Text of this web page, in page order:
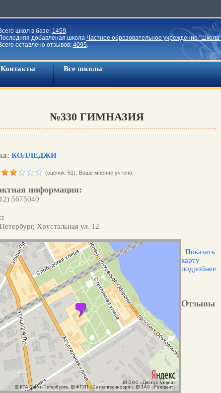
школ в базе: 1459.
добавленая школа Частное образовательное учреждение "Школа
оставлено отзывов: 4095.
Контакты Все школы
№330 ГИМНАЗИЯ
КОЛЛЕДЖИ
(оценок: 51). Ваше мнение учтено.
информация:
5675040
Хрустальная ул. 12
Показать
карту
подробнее
Отзывы